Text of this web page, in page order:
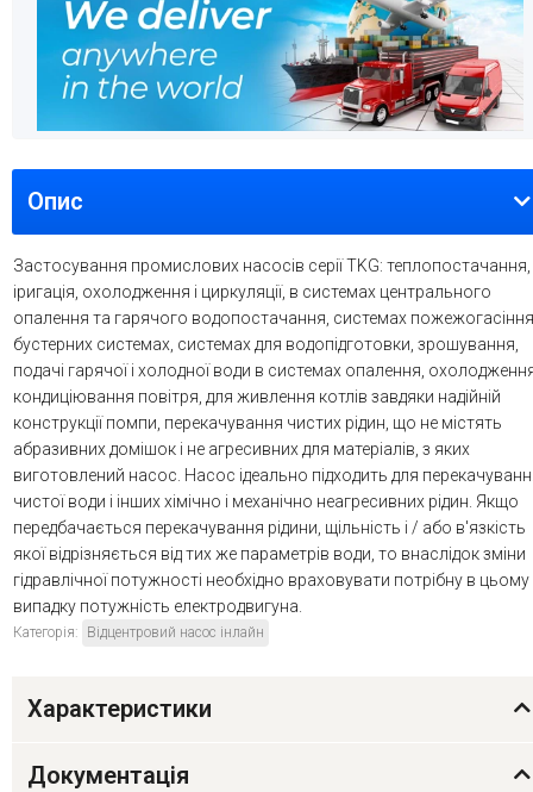
Опис
Застосування промислових насосів серії TKG: теплопостачання,
іригація, охолодження і циркуляції, в системах центрального
опалення та гарячого водопостачання, системах
бустерних системах, системах для водопідготовки, зрошування,
подачі гарячої і холодної води в системах опалення,
кондиціювання повітря, для живлення котлів завдяки надійній
конструкції помпи, перекачування чистих рідин, що не містять
абразивних домішок і не агресивних для матеріалів, з яких
виготовлений насос. Насос ідеально підходить для
чистої води і інших хімічно і механічно неагресивних рідин. Якщо
передбачається перекачування рідини, щільність і / або в'язкість
якої відрізняється від тих же параметрів води, то внаслідок зміни
гідравлічної потужності необхідно враховувати потрібну в цьому
випадку потужність електродвигуна.
Категорія: Відцентровий насос інлайн
Характеристики
Документація